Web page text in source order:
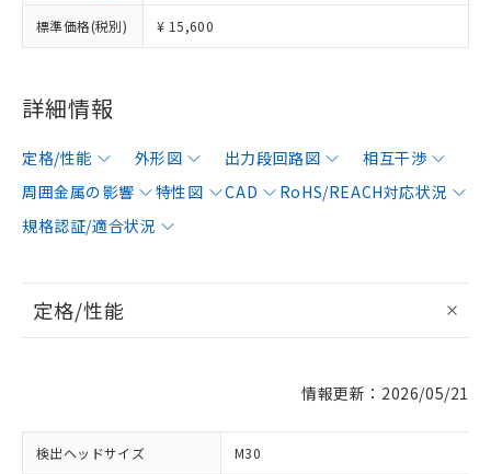
標準価格(税別) ¥ 15,600
詳細情報
定格/性能 外形図 出力段回路図
相互干渉
周囲金属の影響
特性図 CAD
RoHS/REACH対応状況
規格認証/適合状況
定格/性能
情報更新：2026/05/21
検出ヘッドサイズ M30